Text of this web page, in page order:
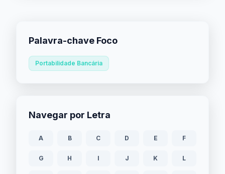
Palavra-chave Foco
Portabilidade Bancária
Navegar por Letra
A B C D E F
G H I J K L